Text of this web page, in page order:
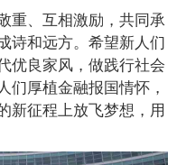
重、互相激励，共同承
诗和远方。希望新人们
优良家风，做践行社会
们厚植金融报国情怀，
新征程上放飞梦想，用